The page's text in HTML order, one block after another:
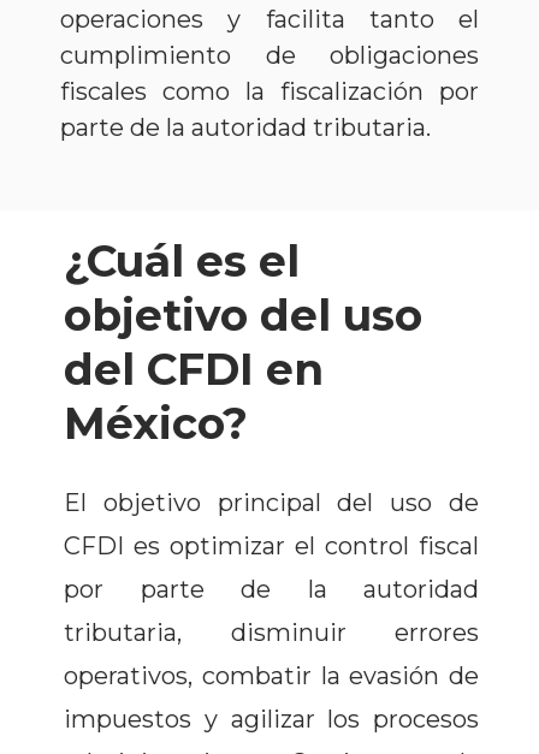
operaciones y facilita tanto el
cumplimiento de obligaciones
fiscales como la fiscalización por
parte de la autoridad tributaria.
¿Cuál es el
objetivo del uso
del CFDI en
México?
El objetivo principal del uso de
CFDI es optimizar el control fiscal
por parte de la autoridad
tributaria, disminuir errores
operativos, combatir la evasión de
impuestos y agilizar los procesos